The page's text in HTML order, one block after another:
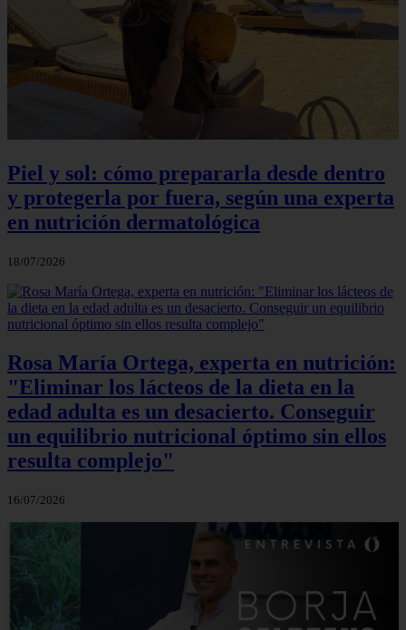
Piel y sol: cómo prepararla desde dentro
y protegerla por fuera, según una experta
en nutrición dermatológica
18/07/2026
Rosa María Ortega, experta en nutrición:
"Eliminar los lácteos de la dieta en la
edad adulta es un desacierto. Conseguir
un equilibrio nutricional óptimo sin ellos
resulta complejo"
16/07/2026